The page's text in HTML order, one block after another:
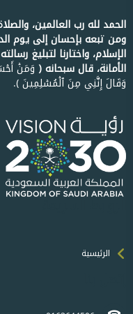
الحمد لله رب العالمين،
ومن تبعه بإحسان إلى يوم
الإسلام، واختارنا لتبليغ
الأمانة، قال سبحانه ﴿ وَمَنۡ
وَقَالَ إِنَّنِي مِنَ ٱلۡمُسۡلِمِينَ ﴾.
الرئيسية